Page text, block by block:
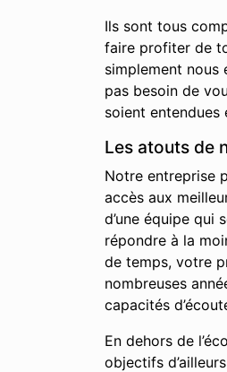
Ils sont tous
faire profiter de
simplement nous
pas besoin de
soient entendues
Les atouts de
Notre entreprise
accès aux
d’une équipe qui
répondre à la
de temps, votre
nombreuses
capacités
En dehors de
objectifs